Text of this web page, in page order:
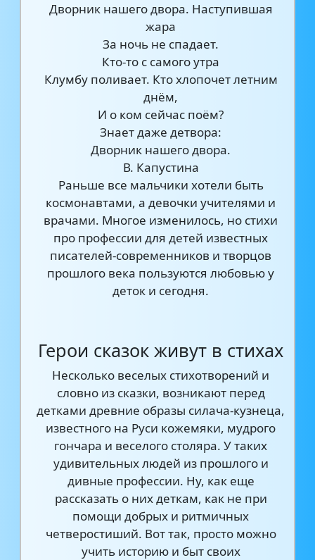
Дворник нашего двора. Наступившая
жара
За ночь не спадает.
Кто-то с самого утра
Клумбу поливает. Кто хлопочет летним
днём,
И о ком сейчас поём?
Знает даже детвора:
Дворник нашего двора.
В. Капустина
Раньше все мальчики хотели быть
космонавтами, а девочки учителями и
врачами. Многое изменилось, но стихи
про профессии для детей известных
писателей-современников и творцов
прошлого века пользуются любовью у
деток и сегодня.
Герои сказок живут в стихах
Несколько веселых стихотворений и
словно из сказки, возникают перед
детками древние образы силача-кузнеца,
известного на Руси кожемяки, мудрого
гончара и веселого столяра. У таких
удивительных людей из прошлого и
дивные профессии. Ну, как еще
рассказать о них деткам, как не при
помощи добрых и ритмичных
четверостиший. Вот так, просто можно
учить историю и быт своих